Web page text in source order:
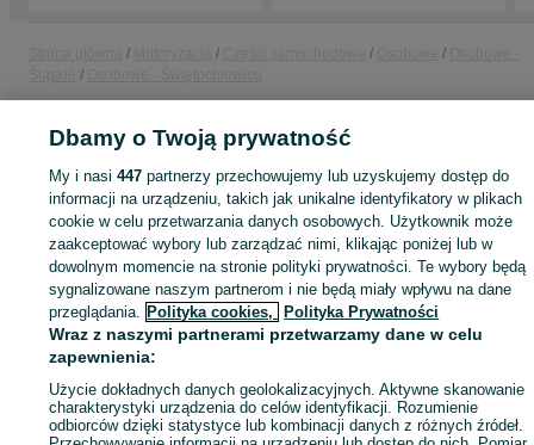
KATEGORIA
ID:1018622569 Wyświetlenia:
Kup
Dbamy o Twoją prywatność
My i nasi447 partnerzy przechowujemy lub uzyskujemy dostęp do
informacji na urządzeniu, takich jak unikalne identyfikatory w plikach
cookie w celu przetwarzania danych osobowych. Użytkownik może
zaakceptować wybory lub zarządzać nimi, klikając poniżej lub w
dowolnym momencie na stronie polityki prywatności. Te wybory będą
sygnalizowane naszym partnerom i nie będą miały wpływu na dane
przeglądania. Polityka cookies, Polityka Prywatności
Wraz z naszymi partnerami przetwarzamy dane w celu
zapewnienia:
Użycie dokładnych danych geolokalizacyjnych. Aktywne skanowanie
charakterystyki urządzenia do celów identyfikacji. Rozumienie
odbiorców dzięki statystyce lub kombinacji danych z różnych źródeł.